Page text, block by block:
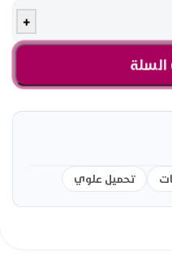
+
السلة
تحميل علوي